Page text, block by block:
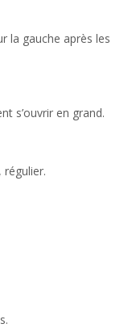
la gauche après les
s’ouvrir en grand.